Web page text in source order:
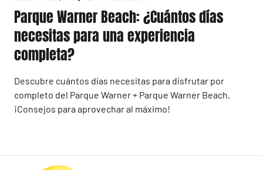
Parque Warner Beach: ¿Cuántos días
necesitas para una experiencia
completa?
Descubre cuántos días necesitas para disfrutar por
completo del Parque Warner + Parque Warner Beach.
¡Consejos para aprovechar al máximo!